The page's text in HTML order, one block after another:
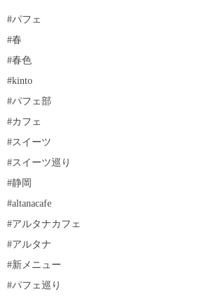
#パフェ
#春
#春色
#kinto
#パフェ部
#カフェ
#スイーツ
#スイーツ巡り
#静岡
#altanacafe
#アルタナカフェ
#アルタナ
#新メニュー
#パフェ巡り